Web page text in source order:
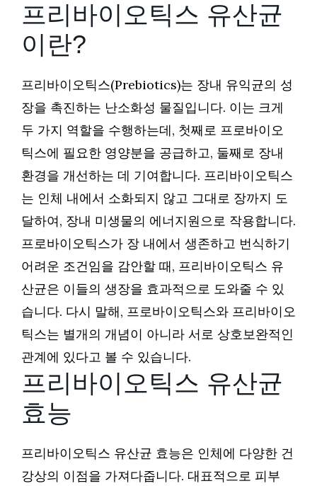
프리바이오틱스 유산균
이란?
프리바이오틱스(Prebiotics)는 장내 유익균의 성
장을 촉진하는 난소화성 물질입니다. 이는 크게
두 가지 역할을 수행하는데, 첫째로 프로바이오
틱스에 필요한 영양분을 공급하고, 둘째로 장내
환경을 개선하는 데 기여합니다. 프리바이오틱스
는 인체 내에서 소화되지 않고 그대로 장까지 도
달하여, 장내 미생물의 에너지원으로 작용합니다.
프로바이오틱스가 장 내에서 생존하고 번식하기
어려운 조건임을 감안할 때, 프리바이오틱스 유
산균은 이들의 생장을 효과적으로 도와줄 수 있
습니다. 다시 말해, 프로바이오틱스와 프리바이오
틱스는 별개의 개념이 아니라 서로 상호보완적인
관계에 있다고 볼 수 있습니다.
프리바이오틱스 유산균
효능
프리바이오틱스 유산균 효능은 인체에 다양한 건
강상의 이점을 가져다줍니다. 대표적으로 피부